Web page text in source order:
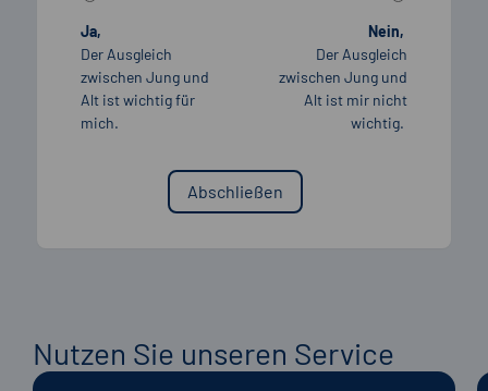
Ja,
Der Ausgleich
zwischen Jung und
Alt ist wichtig für
mich.
Nein,
Der Ausgleich
zwischen Jung und
Alt ist mir nicht
wichtig.
Nutzen Sie unseren Service